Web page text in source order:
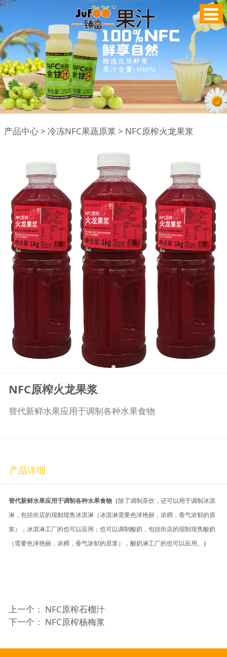
NFC原榨火龙果浆
产品中心>冷冻NFC果蔬原浆 > NFC原榨火龙果浆
NFC原榨火龙果浆
替代新鲜水果应用于调制各种水果食物
产品详细
替代新鲜水果应用于调制各种水果食物（除了调制茶饮，还可以用于调制冰淇
淋，包括街店的现制现售冰淇淋（冰淇淋需要色泽艳丽，浓稠，香气浓郁的原
浆），冰淇淋工厂的也可以应用；也可以调制酸奶，包括街店的现制现售酸奶
（需要色泽艳丽，浓稠，香气浓郁的原浆），酸奶淋工厂的也可以应用。
）
上一个： NFC原榨石榴汁
下一个： NFC原榨杨梅浆